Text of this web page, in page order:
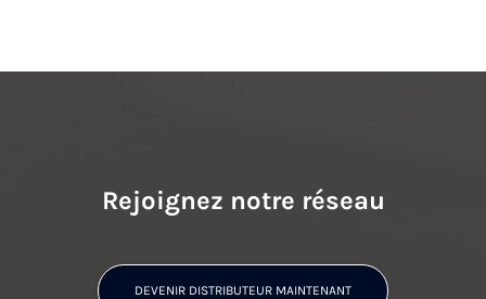
Rejoignez notre réseau
DEVENIR DISTRIBUTEUR MAINTENANT